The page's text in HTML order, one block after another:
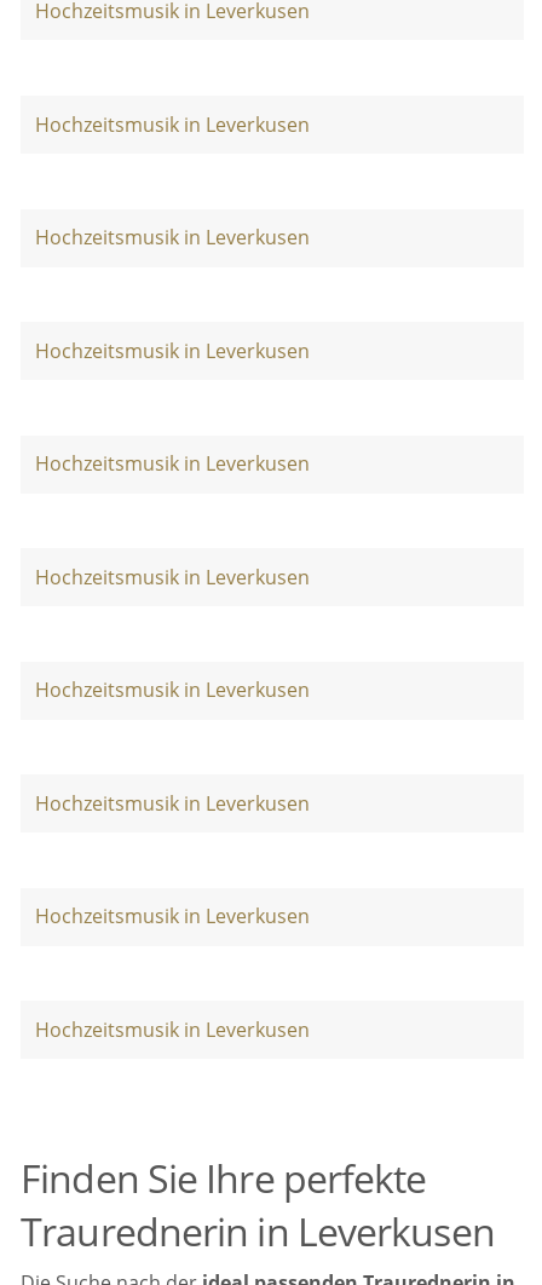
Hochzeitsmusik in Leverkusen
Hochzeitsmusik in Leverkusen
Hochzeitsmusik in Leverkusen
Hochzeitsmusik in Leverkusen
Hochzeitsmusik in Leverkusen
Hochzeitsmusik in Leverkusen
Hochzeitsmusik in Leverkusen
Hochzeitsmusik in Leverkusen
Hochzeitsmusik in Leverkusen
Hochzeitsmusik in Leverkusen
Finden Sie Ihre perfekte
Traurednerin in Leverkusen